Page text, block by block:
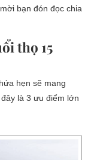
bạn đón đọc chia
thọ 15
hứa hẹn sẽ mang
là 3 ưu điểm lớn